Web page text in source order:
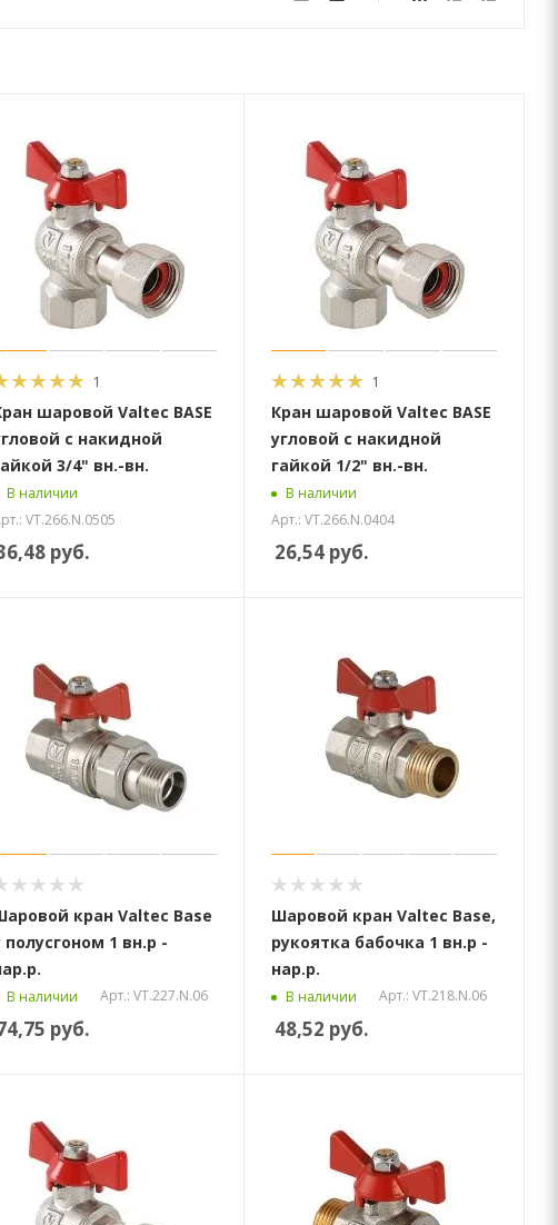
1
шаровой Valtec BASE
с накидной
3/4" вн.-вн.
В наличии
VT.266.N.0505
руб.
1
Кран шаровой Valtec BASE
угловой с накидной
гайкой 1/2" вн.-вн.
В наличии
Арт.: VT.266.N.0404
26,54 руб.
кран Valtec Base
полусгоном 1 вн.р -
В наличии Арт.: VT.227.N.06
руб.
Шаровой кран Valtec Base,
рукоятка бабочка 1 вн.р -
нар.р.
В наличии Арт.: VT.218.N.06
48,52 руб.